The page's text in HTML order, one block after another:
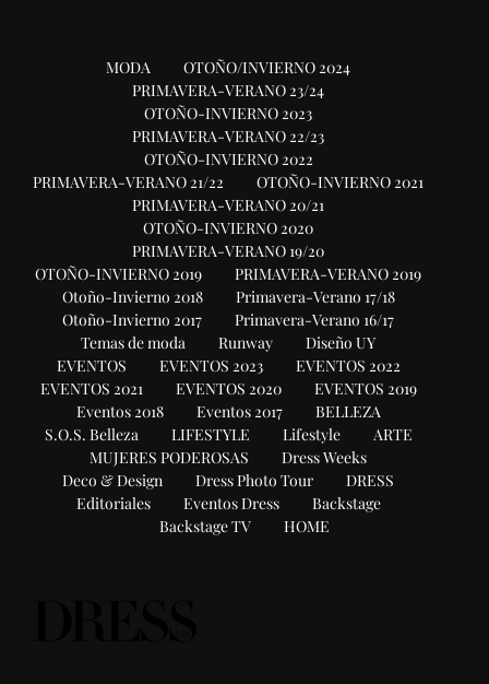
MODA
OTOÑO/INVIERNO 2024
PRIMAVERA-VERANO 23/24
OTOÑO-INVIERNO 2023
PRIMAVERA-VERANO 22/23
OTOÑO-INVIERNO 2022
PRIMAVERA-VERANO 21/22
OTOÑO-INVIERNO 2021
PRIMAVERA-VERANO 20/21
OTOÑO-INVIERNO 2020
PRIMAVERA-VERANO 19/20
OTOÑO-INVIERNO 2019
PRIMAVERA-VERANO 2019
Otoño-Invierno 2018
Primavera-Verano 17/18
Otoño-Invierno 2017
Primavera-Verano 16/17
Temas de moda
Runway
Diseño UY
EVENTOS
EVENTOS 2023
EVENTOS 2022
EVENTOS 2021
EVENTOS 2020
EVENTOS 2019
Eventos 2018
Eventos 2017
BELLEZA
S.O.S. Belleza
LIFESTYLE Lifestyle
ARTE
MUJERES PODEROSAS
Dress Weeks
Deco & Design
Dress Photo Tour
DRESS
Editoriales
Eventos Dress
Backstage
Backstage TV
HOME